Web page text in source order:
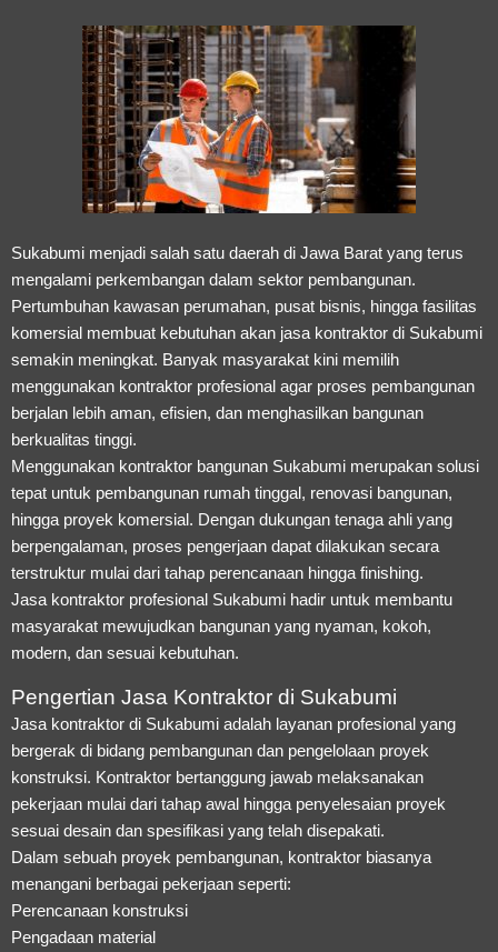
Sukabumi menjadi salah satu daerah di Jawa Barat yang terus
mengalami perkembangan dalam sektor pembangunan.
Pertumbuhan kawasan perumahan, pusat bisnis, hingga fasilitas
komersial membuat kebutuhan akan jasa kontraktor di Sukabumi
semakin meningkat. Banyak masyarakat kini memilih
menggunakan kontraktor profesional agar proses pembangunan
berjalan lebih aman, efisien, dan menghasilkan bangunan
berkualitas tinggi.
Menggunakan kontraktor bangunan Sukabumi merupakan solusi
tepat untuk pembangunan rumah tinggal, renovasi bangunan,
hingga proyek komersial. Dengan dukungan tenaga ahli yang
berpengalaman, proses pengerjaan dapat dilakukan secara
terstruktur mulai dari tahap perencanaan hingga finishing.
Jasa kontraktor profesional Sukabumi hadir untuk membantu
masyarakat mewujudkan bangunan yang nyaman, kokoh,
modern, dan sesuai kebutuhan.
Pengertian Jasa Kontraktor di Sukabumi
Jasa kontraktor di Sukabumi adalah layanan profesional yang
bergerak di bidang pembangunan dan pengelolaan proyek
konstruksi. Kontraktor bertanggung jawab melaksanakan
pekerjaan mulai dari tahap awal hingga penyelesaian proyek
sesuai desain dan spesifikasi yang telah disepakati.
Dalam sebuah proyek pembangunan, kontraktor biasanya
menangani berbagai pekerjaan seperti:
Perencanaan konstruksi
Pengadaan material